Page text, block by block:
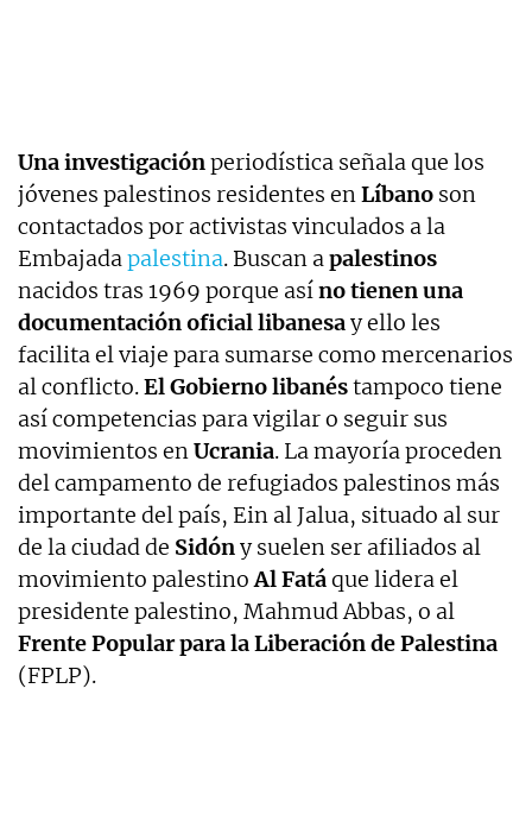
Una investigaciónperiodística señala que los
jóvenes palestinos residentes enLíbano son
contactados por activistas vinculados a la
Embajadapalestina. Buscan apalestinos
nacidos tras 1969 porque asíno tienen una
documentación oficial libanesay ello les
facilita el viaje para sumarse como mercenarios
al conflicto.El Gobierno libanéstampoco tiene
así competencias para vigilar o seguir sus
movimientos enUcrania. La mayoría proceden
del campamento de refugiados palestinos más
importante del país, Ein al Jalua, situado al sur
de la ciudad de Sidóny suelen ser afiliados al
movimiento palestinoAl Fatáque lidera el
presidente palestino, Mahmud Abbas, o al
Frente Popular para la Liberación de Palestina
(FPLP).